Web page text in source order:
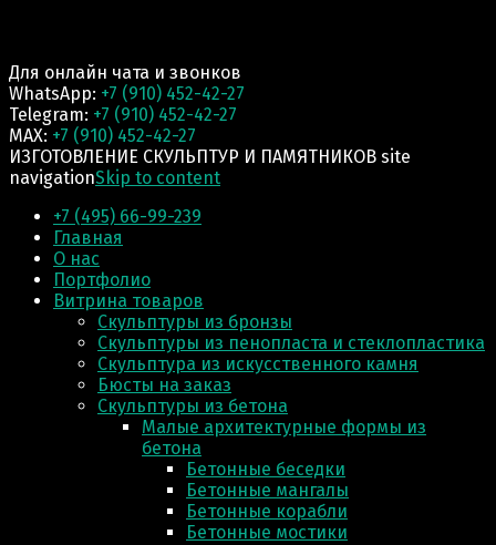
Для онлайн чата и звонков
WhatsApp: +7 (910) 452-42-27
Telegram: +7 (910) 452-42-27
MAX: +7 (910) 452-42-27
ИЗГОТОВЛЕНИЕ СКУЛЬПТУР И ПАМЯТНИКОВ site
navigationSkip to content
+7 (495) 66-99-239
Главная
О нас
Портфолио
Витрина товаров
Скульптуры из бронзы
Скульптуры из пенопласта и стеклопластика
Скульптура из искусственного камня
Бюсты на заказ
Скульптуры из бетона
Малые архитектурные формы из
бетона
Бетонные беседки
Бетонные мангалы
Бетонные корабли
Бетонные мостики